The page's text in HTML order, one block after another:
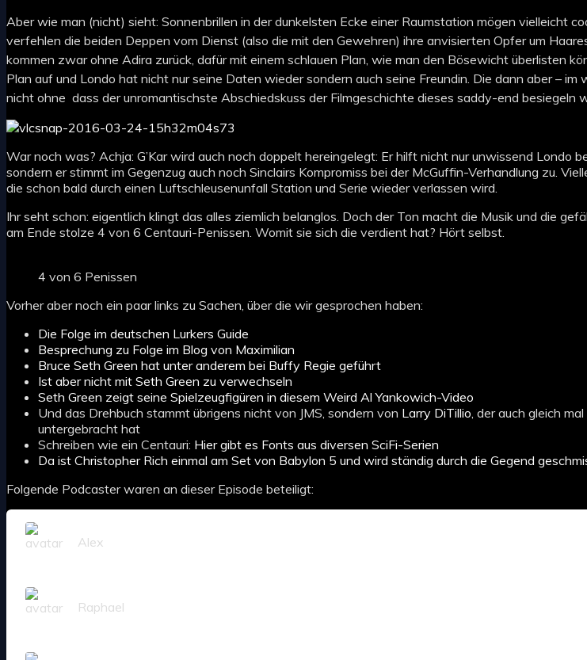
Aber wie man (nicht) sieht: Sonnenbrillen in der dunkelsten Ecke einer Raumstation mögen vielleicht
verfehlen die beiden Deppen vom Dienst (also die mit den Gewehren) ihre anvisierten Opfer um
kommen zwar ohne Adira zurück, dafür mit einem schlauen Plan, wie man den Bösewicht überlisten
Plan auf und Londo hat nicht nur seine Daten wieder sondern auch seine Freundin. Die dann aber –
nicht ohne dass der unromantischste Abschiedskuss der Filmgeschichte dieses saddy-end besiegeln
War noch was? Achja: G’Kar wird auch noch doppelt hereingelegt: Er hilft nicht nur unwissend Londo
sondern er stimmt im Gegenzug auch noch Sinclairs Kompromiss bei der McGuffin-Verhandlung zu.
die schon bald durch einen Luftschleusenunfall Station und Serie wieder verlassen wird.
Ihr seht schon: eigentlich klingt das alles ziemlich belanglos. Doch der Ton macht die Musik und die
am Ende stolze 4 von 6 Centauri-Penissen. Womit sie sich die verdient hat? Hört selbst.
4 von 6 Penissen
Vorher aber noch ein paar links zu Sachen, über die wir gesprochen haben:
Die Folge im deutschen Lurkers Guide
Besprechung zu Folge im Blog von Maximilian
Bruce Seth Green hat unter anderem bei Buffy Regie geführt
Ist aber nicht mit Seth Green zu verwechseln
Seth Green zeigt seine Spielzeugfigüren in diesem Weird Al Yankowich-Video
Und das Drehbuch stammt übrigens nicht von JMS, sondern von Larry DiTillio , der auch gleich
untergebracht hat
Schreiben wie ein Centauri: Hier gibt es Fonts aus diversen SciFi-Serien
Da ist Christopher Rich einmal am Set von Babylon 5 und wird ständig durch die Gegend
Folgende Podcaster waren an dieser Episode beteiligt:
Alex
Raphael